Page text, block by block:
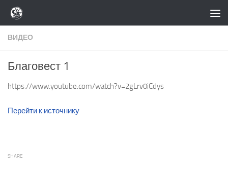
Перейти к содержимому
ВИДЕО
Благовест 1
https://www.youtube.com/watch?v=2gLrv0iCdys
Перейти к источнику
SHARE